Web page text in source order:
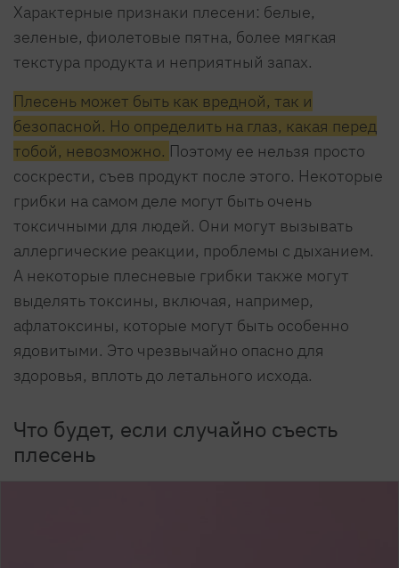
Характерные признаки плесени: белые,
зеленые, фиолетовые пятна, более мягкая
текстура продукта и неприятный запах.
Плесень может быть как вредной, так и
безопасной. Но определить на глаз, какая перед
тобой, невозможно. Поэтому ее нельзя просто
соскрести, съев продукт после этого. Некоторые
грибки на самом деле могут быть очень
токсичными для людей. Они могут вызывать
аллергические реакции, проблемы с дыханием.
А некоторые плесневые грибки также могут
выделять токсины, включая, например,
афлатоксины, которые могут быть особенно
ядовитыми. Это чрезвычайно опасно для
здоровья, вплоть до летального исхода.
Что будет, если случайно съесть
плесень